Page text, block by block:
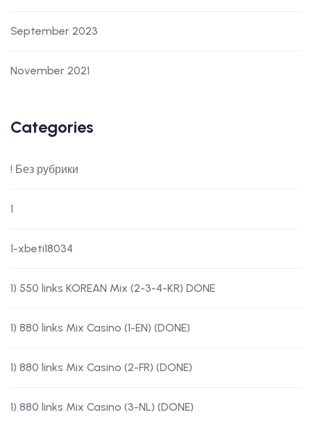
September 2023
November 2021
Categories
! Без рубрики
1
1-xbeti18034
1) 550 links KOREAN Mix (2-3-4-KR) DONE
1) 880 links Mix Casino (1-EN) (DONE)
1) 880 links Mix Casino (2-FR) (DONE)
1) 880 links Mix Casino (3-NL) (DONE)